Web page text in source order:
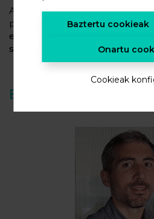
Azkenik, baina ez horregatik
proiektuaren
errendimendu handiko
solidoan
lortzeko bidea
Egileak
Baztertu cookieak
Onartu
Cookieak